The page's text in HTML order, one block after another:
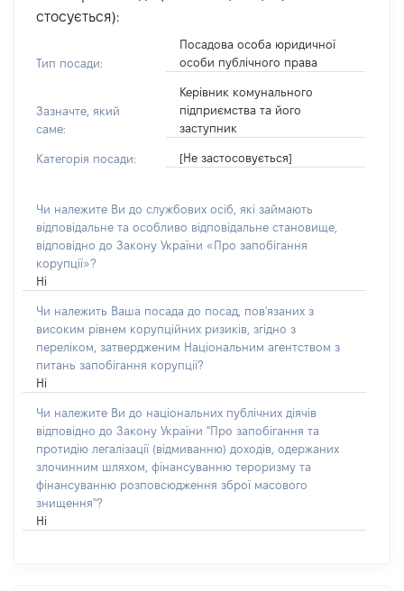
стосується):
Тип посади:
Посадова особа юридичної
особи публічного права
Зазначте, який
саме:
Керівник комунального
підприємства та його
заступник
Категорія посади: [Не застосовується]
Чи належите Ви до службових осіб, які займають
відповідальне та особливо відповідальне становище,
відповідно до Закону України «Про запобігання
корупції»?
Ні
Чи належить Ваша посада до посад, пов'язаних з
високим рівнем корупційних ризиків, згідно з
переліком, затвердженим Національним агентством з
питань запобігання корупції?
Ні
Чи належите Ви до національних публічних діячів
відповідно до Закону України "Про запобігання та
протидію легалізації (відмиванню) доходів, одержаних
злочинним шляхом, фінансуванню тероризму та
фінансуванню розповсюдження зброї масового
знищення"?
Ні